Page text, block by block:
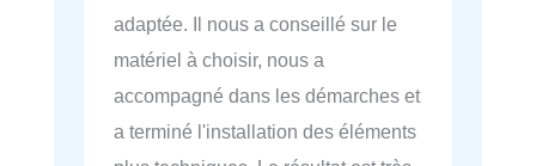
adaptée. Il nous a conseillé sur le
matériel à choisir, nous a
accompagné dans les démarches et
a terminé l'installation des éléments